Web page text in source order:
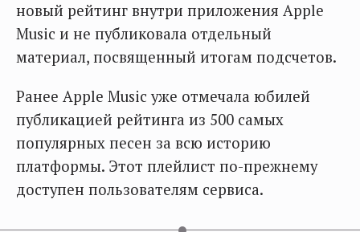
новый рейтинг внутри приложения Apple
Music и не публиковала отдельный
материал, посвященный итогам подсчетов.
Ранее Apple Music уже отмечала юбилей
публикацией рейтинга из 500 самых
популярных песен за всю историю
платформы. Этот плейлист по-прежнему
доступен пользователям сервиса.